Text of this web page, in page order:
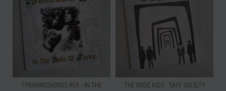
TYRANNOSAURUS REX - IN THE
THE RUDE KIDS - SAFE SOCIETY